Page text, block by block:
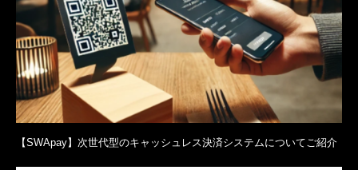
【SWApay】次世代型のキャッシュレス決済システムについてご紹介